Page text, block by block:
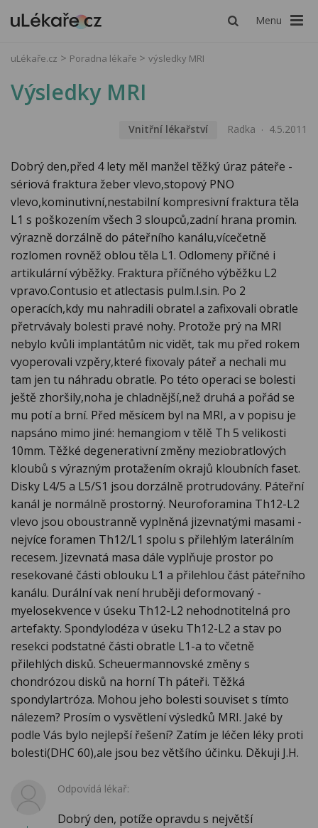
Menu
uLékaře.cz Poradna lékaře výsledky MRI
Výsledky MRI
Vnitřní lékařství Radka 4.5.2011
Dobrý den,před 4 lety měl manžel těžký úraz páteře -
sériová fraktura žeber vlevo,stopový PNO
vlevo,kominutivní,nestabilní kompresivní fraktura těla
L1 s poškozením všech 3 sloupců,zadní hrana promin.
výrazně dorzálně do páteřního kanálu,vícečetně
rozlomen rovněž oblou těla L1. Odlomeny příčné i
artikulární výběžky. Fraktura příčného výběžku L2
vpravo.Contusio et atlectasis pulm.I.sin. Po 2
operacích,kdy mu nahradili obratel a zafixovali obratle
přetrvávaly bolesti pravé nohy. Protože prý na MRI
nebylo kvůli implantátům nic vidět, tak mu před rokem
vyoperovali vzpěry,které fixovaly páteř a nechali mu
tam jen tu náhradu obratle. Po této operaci se bolesti
ještě zhoršily,noha je chladnější,než druhá a pořád se
mu potí a brní. Před měsícem byl na MRI, a v popisu je
napsáno mimo jiné: hemangiom v tělě Th 5 velikosti
10mm. Těžké degenerativní změny meziobratlových
kloubů s výrazným protažením okrajů kloubních faset.
Disky L4/5 a L5/S1 jsou dorzálně protrudovány. Páteřní
kanál je normálně prostorný. Neuroforamina Th12-L2
vlevo jsou oboustranně vyplněná jizevnatými masami -
nejvíce foramen Th12/L1 spolu s přilehlým laterálním
recesem. Jizevnatá masa dále vyplňuje prostor po
resekované části oblouku L1 a přilehlou část páteřního
kanálu. Durální vak není hruběji deformovaný -
myelosekvence v úseku Th12-L2 nehodnotitelná pro
artefakty. Spondylodéza v úseku Th12-L2 a stav po
resekci podstatné části obratle L1-a to včetně
přilehlých disků. Scheuermannovské změny s
chondrózou disků na horní Th páteři. Těžká
spondylartróza. Mohou jeho bolesti souviset s tímto
nálezem? Prosím o vysvětlení výsledků MRI. Jaké by
podle Vás bylo nejlepší řešení? Zatím je léčen léky proti
bolesti(DHC 60),ale jsou bez většího účinku. Děkuji J.H.
Odpovídá lékař:
Dobrý den, potíže opravdu s největší